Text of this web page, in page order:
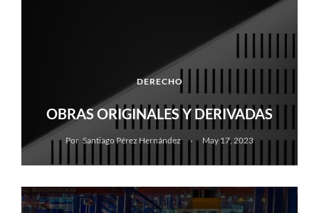
DERECHO
OBRAS ORIGINALES Y DERIVADAS
Por Santiago Pérez Hernández May 17, 2023